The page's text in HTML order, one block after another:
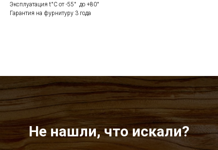
Эксплуатация t°C от -55° до +80°
Гарантия на фурнитуру 3 года
Не нашли, что искали?